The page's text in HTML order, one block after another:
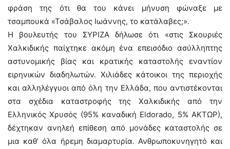
φράση της ότι θα του κάνει μήνυση φώναξε με
τσαμπουκά «Τσάβαλος Ιωάννης, το κατάλαβες;».
Η βουλευτής του ΣΥΡΙΖΑ δήλωσε ότι «στις Σκουριές
Χαλκιδικής παίχτηκε ακόμη ένα επεισόδιο ασύλληπτης
αστυνομικής βίας και κρατικής καταστολής εναντίον
ειρηνικών διαδηλωτών. Χιλιάδες κάτοικοι της περιοχής
και αλληλέγγυοι από όλη την Ελλάδα, που αντιστέκονται
στα σχέδια καταστροφής της Χαλκιδικής από την
Ελληνικός Χρυσός (95% καναδική Eldorado, 5% ΑΚΤΩΡ),
δέχτηκαν ανηλεή επίθεση από μονάδες καταστολής σε
μια καθ’ όλα ήρεμη διαμαρτυρία. Ανθρωποκυνηγητό και